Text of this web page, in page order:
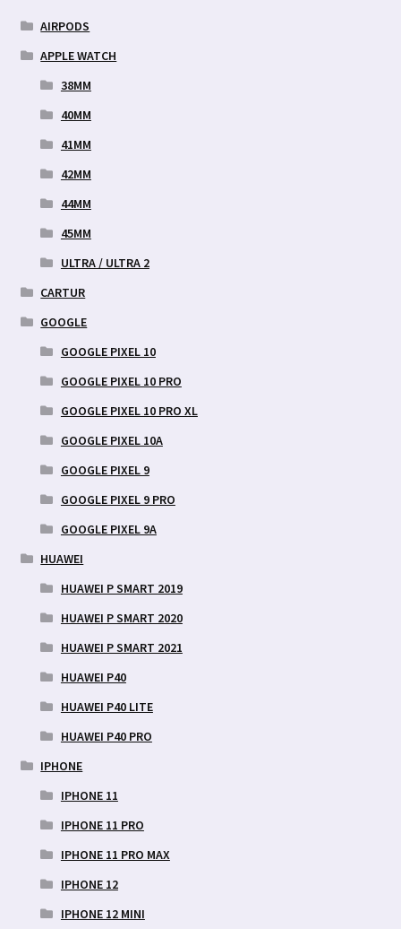
AIRPODS
APPLE WATCH
38MM
40MM
41MM
42MM
44MM
45MM
ULTRA / ULTRA 2
CARTUR
GOOGLE
GOOGLE PIXEL 10
GOOGLE PIXEL 10 PRO
GOOGLE PIXEL 10 PRO XL
GOOGLE PIXEL 10A
GOOGLE PIXEL 9
GOOGLE PIXEL 9 PRO
GOOGLE PIXEL 9A
HUAWEI
HUAWEI P SMART 2019
HUAWEI P SMART 2020
HUAWEI P SMART 2021
HUAWEI P40
HUAWEI P40 LITE
HUAWEI P40 PRO
IPHONE
IPHONE 11
IPHONE 11 PRO
IPHONE 11 PRO MAX
IPHONE 12
IPHONE 12 MINI